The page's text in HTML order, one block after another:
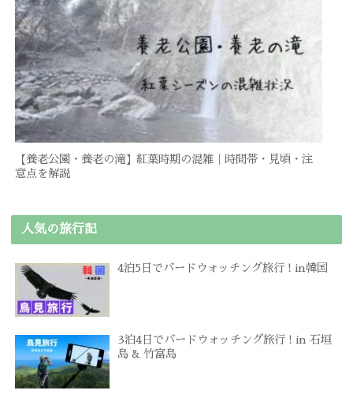
【養老公園・養老の滝】紅葉時期の混雑｜時間帯・見頃・注
意点を解説
人気の旅行記
4泊5日でバードウォッチング旅行 ! in韓国
3泊4日でバードウォッチング旅行 ! in 石垣
島 & 竹富島